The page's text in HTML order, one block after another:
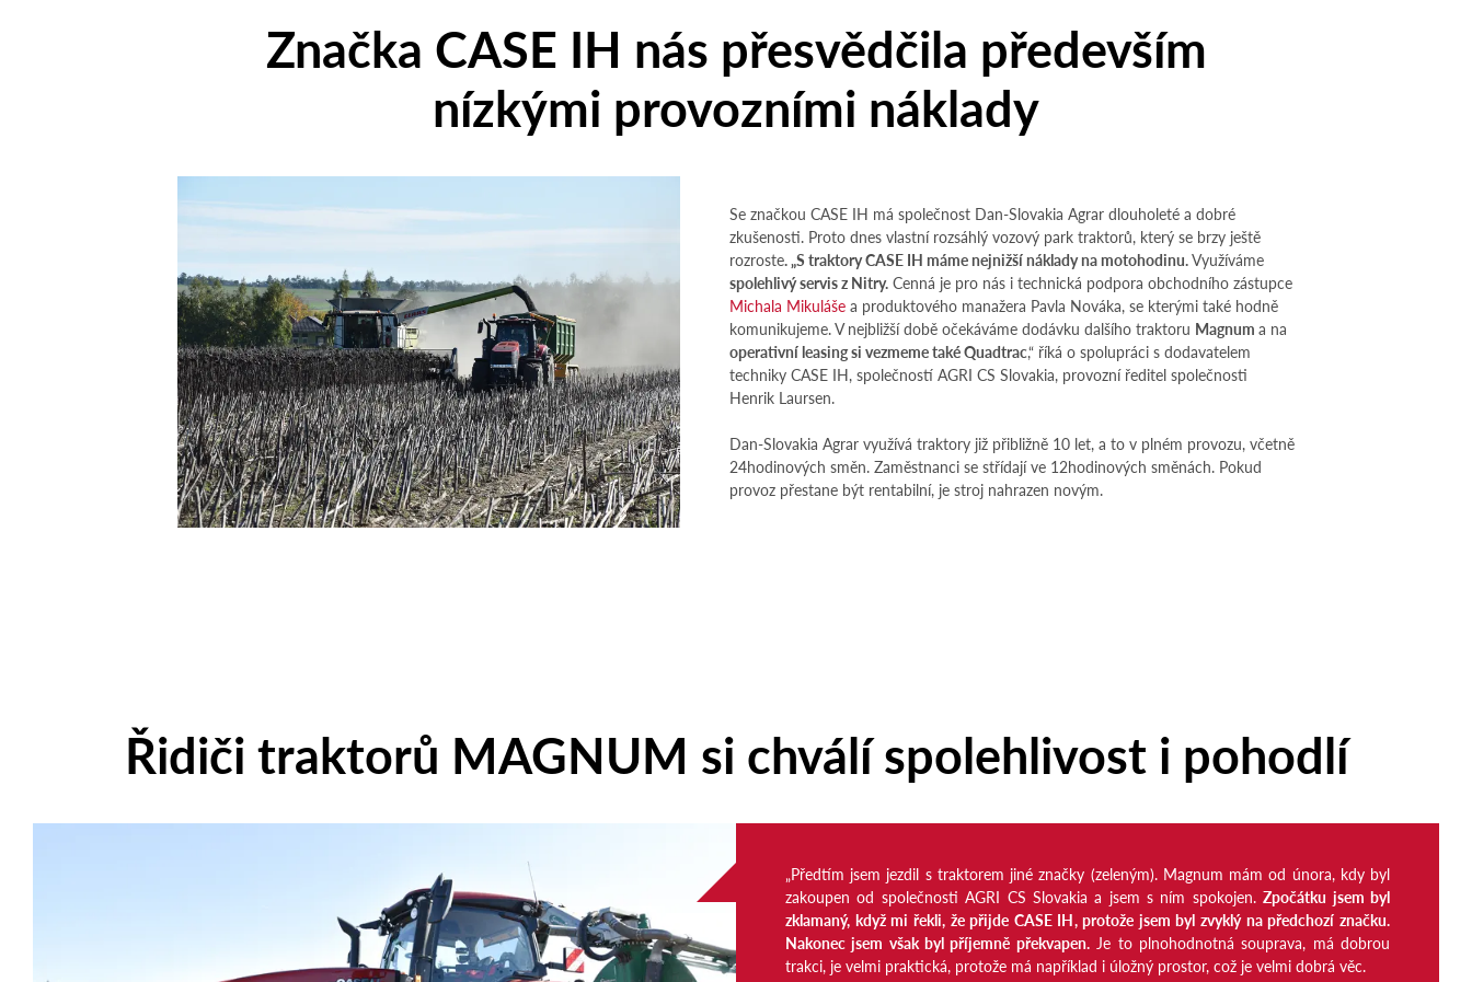
Značka CASE IH nás přesvědčila především
nízkými provozními náklady
Se značkou CASE IH má společnost Dan-Slovakia Agrar dlouholeté a dobré
zkušenosti. Proto dnes vlastní rozsáhlý vozový park traktorů, který se brzy ještě
rozroste. „S traktory CASE IH máme nejnižší náklady na motohodinu.Využíváme
spolehlivý servis z Nitry. Cenná je pro nás i technická podpora obchodního zástupce
Michala Mikuláše a produktového manažera Pavla Nováka, se kterými také hodně
komunikujeme. V nejbližší době očekáváme dodávku dalšího traktoru Magnum a na
operativní leasing si vezmeme také Quadtrac,“ říká o spolupráci s dodavatelem
techniky CASE IH, společností AGRI CS Slovakia, provozní ředitel společnosti
Henrik Laursen.
Dan-Slovakia Agrar využívá traktory již přibližně 10 let, a to v plném provozu, včetně
24hodinových směn. Zaměstnanci se střídají ve 12hodinových směnách. Pokud
provoz přestane být rentabilní, je stroj nahrazen novým.
Řidiči traktorů MAGNUM si chválí spolehlivost i pohodlí
„Předtím jsem jezdil s traktorem jiné značky (zeleným). Magnum mám od února, kdy byl
zakoupen od společnosti AGRI CS Slovakia a jsem s ním spokojen.Zpočátku jsem byl
zklamaný, když mi řekli, že přijde CASE IH, protože jsem byl zvyklý na předchozí značku.
Nakonec jsem však byl příjemně překvapen.Je to plnohodnotná souprava, má dobrou
trakci, je velmi praktická, protože má například i úložný prostor, což je velmi dobrá věc.